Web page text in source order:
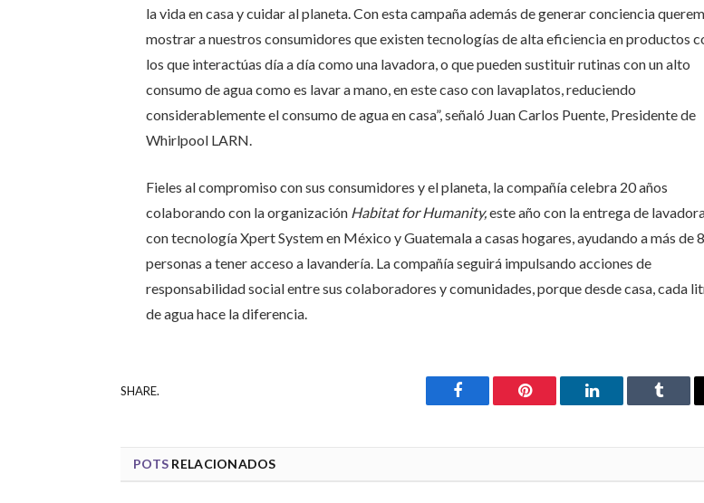
la vida en casa y cuidar al planeta. Con esta campaña además de generar conciencia
mostrar a nuestros consumidores que existen tecnologías de alta eficiencia en productos
los que interactúas día a día como una lavadora, o que pueden sustituir rutinas con un alto
consumo de agua como es lavar a mano, en este caso con lavaplatos, reduciendo
considerablemente el consumo de agua en casa”, señaló Juan Carlos Puente, Presidente de
Whirlpool LARN.
Fieles al compromiso con sus consumidores y el planeta, la compañía celebra 20 años
colaborando con la organización Habitat for Humanity,este año con la entrega de
con tecnología Xpert System en México y Guatemala a casas hogares, ayudando a más de
personas a tener acceso a lavandería. La compañía seguirá impulsando acciones de
responsabilidad social entre sus colaboradores y comunidades, porque desde casa, cada
de agua hace la diferencia.
SHARE.
Facebook Pinterest LinkedIn
POTS RELACIONADOS